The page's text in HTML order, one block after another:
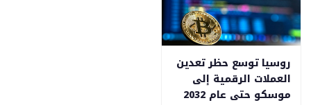
روسيا توسع حظر تعدين
العملات الرقمية إلى
موسكو حتى عام 2032